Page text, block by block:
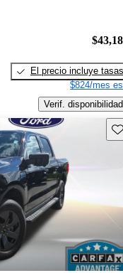
El precio incluye tasas
$824/mes
Verif. disponibilidad